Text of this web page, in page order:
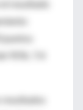
resultado
95%: 7.4